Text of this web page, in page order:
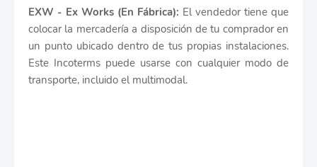
EXW - Ex Works (En Fábrica): El vendedor tiene que
colocar la mercadería a disposición de tu comprador en
un punto ubicado dentro de tus propias instalaciones.
Este Incoterms puede usarse con cualquier modo de
transporte, incluido el multimodal.